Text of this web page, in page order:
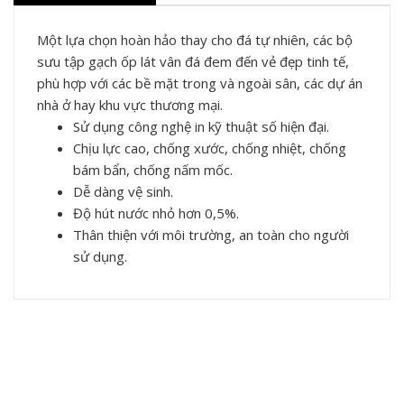
Một lựa chọn hoàn hảo thay cho đá tự nhiên, các bộ
sưu tập gạch ốp lát vân đá đem đến vẻ đẹp tinh tế,
phù hợp với các bề mặt trong và ngoài sân, các dự án
nhà ở hay khu vực thương mại.
Sử dụng công nghệ in kỹ thuật số hiện đại.
Chịu lực cao, chống xước, chống nhiệt, chống
bám bẩn, chống nấm mốc.
Dễ dàng vệ sinh.
Độ hút nước nhỏ hơn 0,5%.
Thân thiện với môi trường, an toàn cho người
sử dụng.